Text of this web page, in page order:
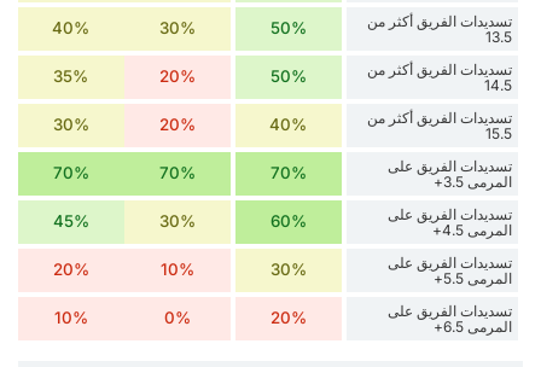
تسديدات الفريق أكثر من
13.5
50%
30%
40%
تسديدات الفريق أكثر من
14.5
50%
20%
35%
تسديدات الفريق أكثر من
15.5
40%
20%
30%
تسديدات الفريق على
المرمى 3.5+
70%
70%
70%
تسديدات الفريق على
المرمى 4.5+
60%
30%
45%
تسديدات الفريق على
المرمى 5.5+
30%
10%
20%
تسديدات الفريق على
المرمى 6.5+
20%
0%
10%